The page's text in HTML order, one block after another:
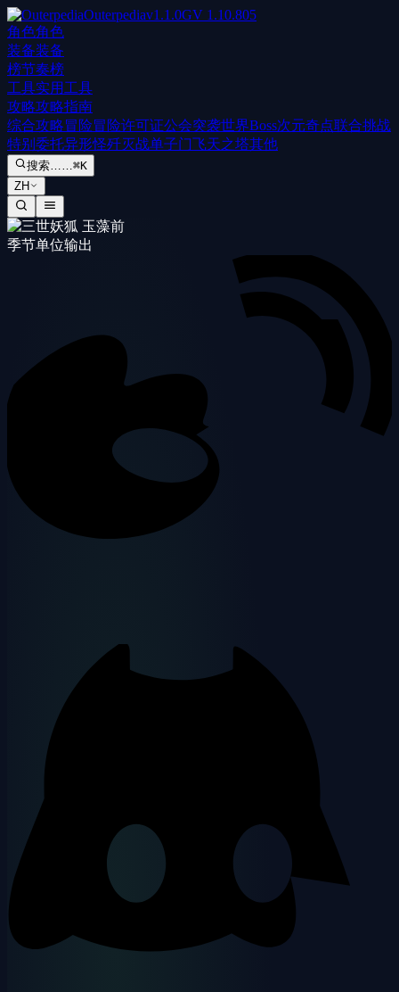
Outerpediav1.1.0GV 1.10.805
角色角色
装备装备
榜节奏榜
工具实用工具
攻略攻略指南
综合攻略冒险冒险许可证公会突袭世界Boss次元奇点联合挑战
特别委托异形怪歼灭战单子门飞天之塔其他
搜索……⌘K
ZH
季节单位输出